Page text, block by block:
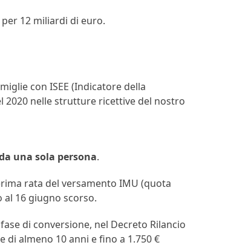
12 miliardi di euro.
con ISEE (Indicatore della
2020 nelle strutture ricettive del nostro
una sola persona.
rata del versamento IMU (quota
16 giugno scorso.
di conversione, nel Decreto Rilancio
almeno 10 anni e fino a 1.750 €